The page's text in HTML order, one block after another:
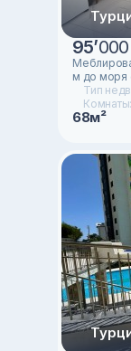
95’
м до моря
Тип
Комнаты:
68м²